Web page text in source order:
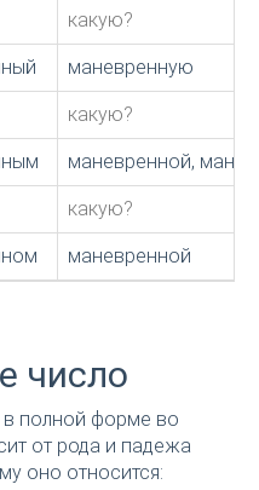
какую?
маневренную
какую?
маневренной,
какую?
маневренной
число
в полной форме во
от рода и падежа
оно относится: